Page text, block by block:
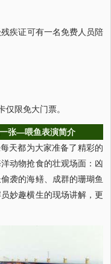
疾证可有一名免费人员陪
限免大门票。
张—喂鱼表演简介
天都为大家准备了精彩的
动物抢食的壮观场面：凶
袭的海鳝、成群的珊瑚鱼
妙趣横生的现场讲解，更